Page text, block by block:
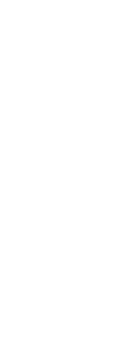
un
con
entiende su
el alto
los servicios
como
en
base para